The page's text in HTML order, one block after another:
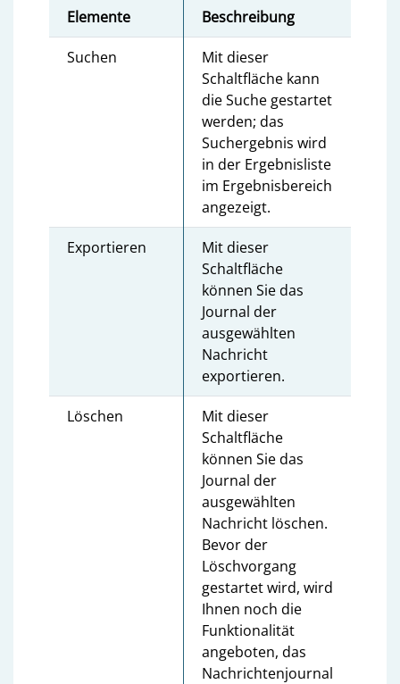
Elemente Beschreibung
Suchen
Mit dieser
Schaltfläche kann
die Suche gestartet
werden; das
Suchergebnis wird
in der Ergebnisliste
im Ergebnisbereich
angezeigt.
Exportieren
Mit dieser
Schaltfläche
können Sie das
Journal der
ausgewählten
Nachricht
exportieren.
Löschen
Mit dieser
Schaltfläche
können Sie das
Journal der
ausgewählten
Nachricht löschen.
Bevor der
Löschvorgang
gestartet wird, wird
Ihnen noch die
Funktionalität
angeboten, das
Nachrichtenjournal